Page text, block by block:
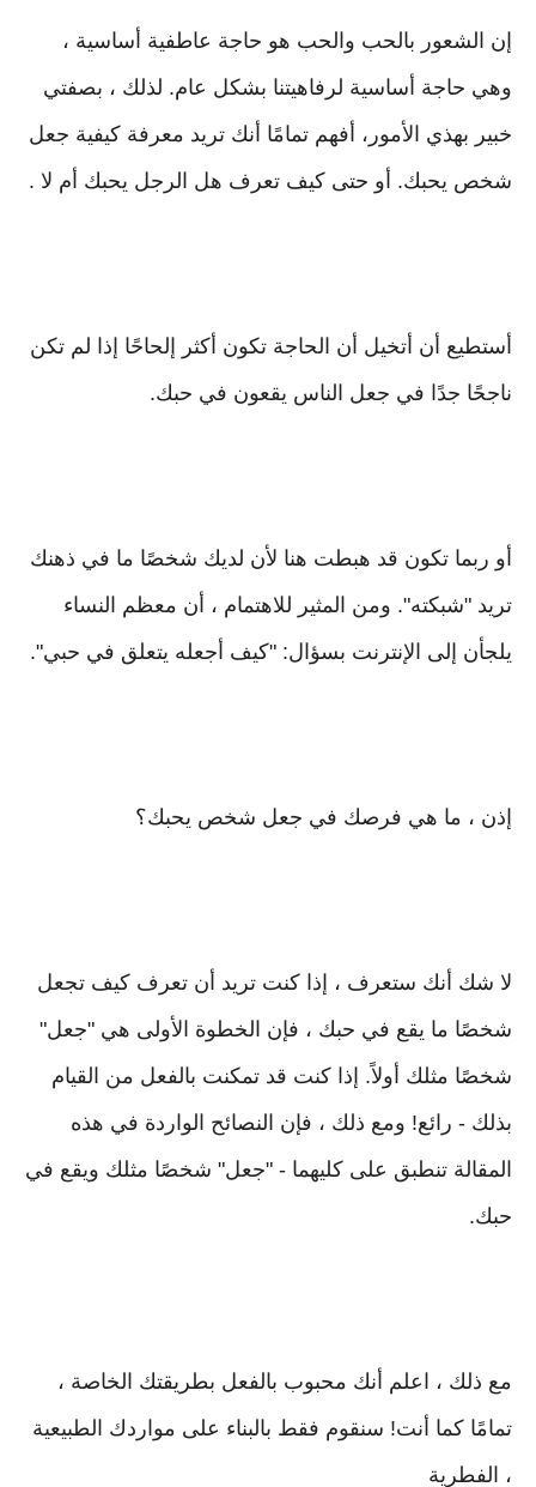
إن الشعور بالحب والحب هو حاجة عاطفية أساسية ،
وهي حاجة أساسية لرفاهيتنا بشكل عام. لذلك ، بصفتي
خبير بهذي الأمور، أفهم تمامًا أنك تريد معرفة كيفية جعل
شخص يحبك. أو حتى كيف تعرف هل الرجل يحبك أم لا .
أستطيع أن أتخيل أن الحاجة تكون أكثر إلحاحًا إذا لم تكن
ناجحًا جدًا في جعل الناس يقعون في حبك.
أو ربما تكون قد هبطت هنا لأن لديك شخصًا ما في ذهنك
تريد "شبكته". ومن المثير للاهتمام ، أن معظم النساء
يلجأن إلى الإنترنت بسؤال: "كيف أجعله يتعلق في حبي".
إذن ، ما هي فرصك في جعل شخص يحبك؟
لا شك أنك ستعرف ، إذا كنت تريد أن تعرف كيف تجعل
شخصًا ما يقع في حبك ، فإن الخطوة الأولى هي "جعل"
شخصًا مثلك أولاً. إذا كنت قد تمكنت بالفعل من القيام
بذلك - رائع! ومع ذلك ، فإن النصائح الواردة في هذه
المقالة تنطبق على كليهما - "جعل" شخصًا مثلك ويقع في
حبك.
مع ذلك ، اعلم أنك محبوب بالفعل بطريقتك الخاصة ،
تمامًا كما أنت! سنقوم فقط بالبناء على مواردك الطبيعية
، الفطرية